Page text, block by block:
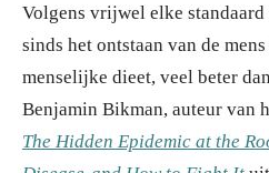
Volgens vrijwel elke
sinds het ontstaan van de
menselijke dieet, veel beter
Benjamin Bikman, auteur van
The Hidden Epidemic at the